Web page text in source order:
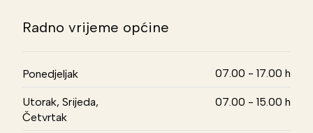
Radno vrijeme općine
Ponedjeljak 07.00 - 17.00 h
Utorak, Srijeda,
Četvrtak
07.00 - 15.00 h